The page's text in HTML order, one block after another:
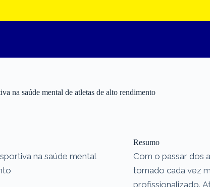
na saúde mental de atletas de alto rendimento
na saúde mental
Resumo
Com o passar dos
tornado cada vez
profissionalizado.